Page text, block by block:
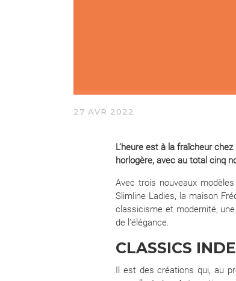
27 AVR 2022
L’heure est à la fraîcheur
horlogère, avec au total cinq
Avec trois nouveaux
Slimline Ladies, la maison
classicisme et modernité,
de l’élégance.
CLASSICS
Il est des créations qui, au